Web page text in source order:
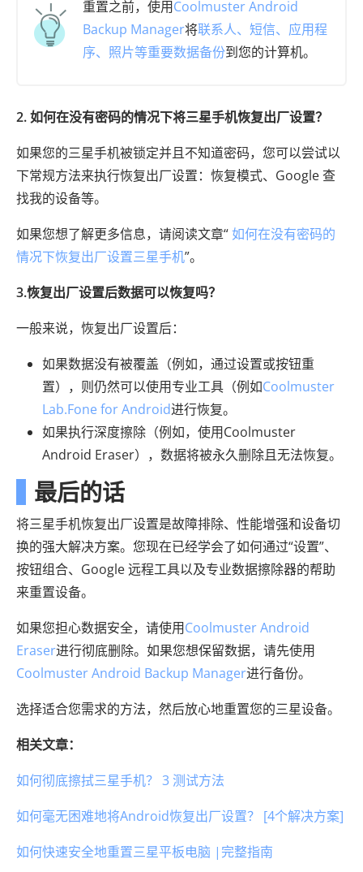
重置之前，使用Coolmuster Android
Backup Manager将联系人、短信、应用程
序、照片等重要数据备份到您的计算机。
2. 如何在没有密码的情况下将三星手机恢复出厂设置？
如果您的三星手机被锁定并且不知道密码，您可以尝试以
下常规方法来执行恢复出厂设置：恢复模式、Google 查
找我的设备等。
如果您想了解更多信息，请阅读文章“如何在没有密码的
情况下恢复出厂设置三星手机”。
3.恢复出厂设置后数据可以恢复吗？
一般来说，恢复出厂设置后：
如果数据没有被覆盖（例如，通过设置或按钮重
置），则仍然可以使用专业工具（例如Coolmuster
Lab.Fone for Android进行恢复。
如果执行深度擦除（例如，使用Coolmuster
Android Eraser），数据将被永久删除且无法恢复。
最后的话
将三星手机恢复出厂设置是故障排除、性能增强和设备切
换的强大解决方案。您现在已经学会了如何通过“设置”、
按钮组合、Google 远程工具以及专业数据擦除器的帮助
来重置设备。
如果您担心数据安全，请使用Coolmuster Android
Eraser进行彻底删除。如果您想保留数据，请先使用
Coolmuster Android Backup Manager进行备份。
选择适合您需求的方法，然后放心地重置您的三星设备。
相关文章：
如何彻底擦拭三星手机？ 3 测试方法
如何毫无困难地将Android恢复出厂设置？ [4个解决方案]
如何快速安全地重置三星平板电脑 |完整指南